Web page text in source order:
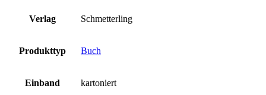
Verlag Schmetterling
Produkttyp Buch
Einband kartoniert